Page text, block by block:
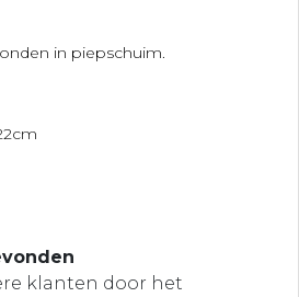
in piepschuim.
klanten door het